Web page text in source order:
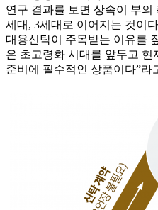
연구 결과를 보면 상속이 부의
세대, 3세대로 이어지는 것이
대용신탁이 주목받는 이유를
은 초고령화 시대를 앞두고
준비에 필수적인 상품이다”라